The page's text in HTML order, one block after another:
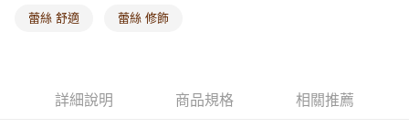
蕾絲 舒適 蕾絲 修飾
詳細說明 商品規格 相關推薦